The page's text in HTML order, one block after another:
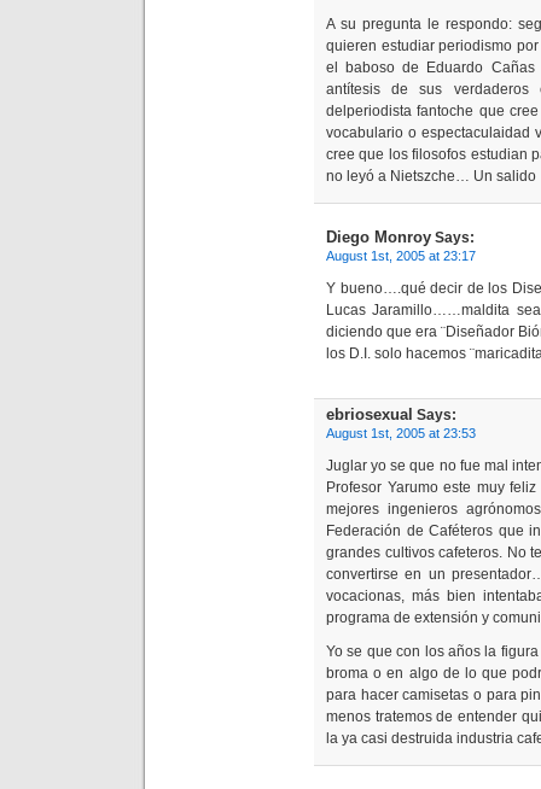
A su pregunta le respondo:
quieren estudiar periodismo
el baboso de Eduardo
antítesis de sus verdaderos
delperiodista fantoche que
vocabulario o espectaculaidad
cree que los filosofos estudian
no leyó a Nietszche… Un salido
Diego Monroy Says:
August 1st, 2005 at 23:17
Y bueno….qué decir de los
Lucas Jaramillo……maldita
diciendo que era ¨Diseñador
los D.I. solo hacemos
ebriosexual Says:
August 1st, 2005 at 23:53
Juglar yo se que no fue mal
Profesor Yarumo este muy
mejores ingenieros
Federación de Caféteros que
grandes cultivos cafeteros. No
convertirse en un
vocacionas, más bien
programa de extensión y
Yo se que con los años la
broma o en algo de lo que
para hacer camisetas o para
menos tratemos de entender
la ya casi destruida industria